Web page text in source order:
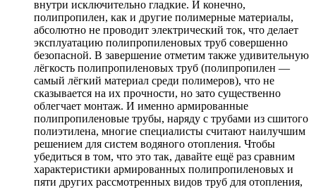
внутри исключительно гладкие. И конечно,
полипропилен, как и другие полимерные материалы,
абсолютно не проводит электрический ток, что делает
эксплуатацию полипропиленовых труб совершенно
безопасной. В завершение отметим также удивительную
лёгкость полипропиленовых труб (полипропилен —
самый лёгкий материал среди полимеров), что не
сказывается на их прочности, но зато существенно
облегчает монтаж. И именно армированные
полипропиленовые трубы, наряду с трубами из сшитого
полиэтилена, многие специалисты считают наилучшим
решением для систем водяного отопления. Чтобы
убедиться в том, что это так, давайте ещё раз сравним
характеристики армированных полипропиленовых и
пяти других рассмотренных видов труб для отопления,